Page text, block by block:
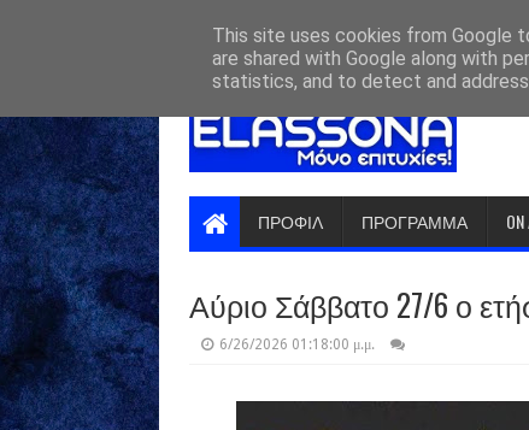
ΠΡΟΦΙΛ ΠΡΟΓΡΑΜΜΑ
Αύριο Σάββατο 27/6 ο
6/26/2026 01:18:00 μ.μ.
This site uses cookies from Google
are shared with Google along with
statistics, and to detect and address